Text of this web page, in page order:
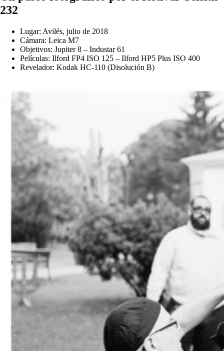
232
Lugar: Avilés, julio de 2018
Cámara: Leica M7
Objetivos: Jupiter 8 – Industar 61
Películas: Ilford FP4 ISO 125 – Ilford HP5 Plus ISO 400
Revelador: Kodak HC-110 (Disolución B)